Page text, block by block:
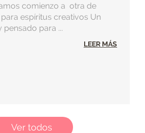
comienzo a otra de
espíritus creativos Un
para ...
LEER MÁS
Ver todos